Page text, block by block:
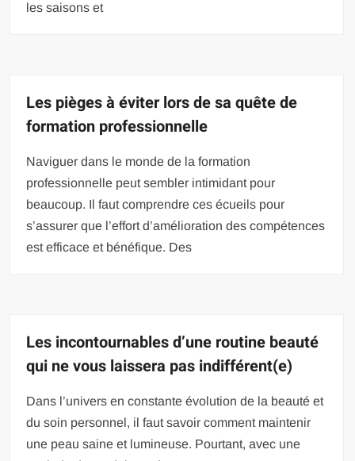
les saisons et
Les pièges à éviter lors de sa quête de
formation professionnelle
Naviguer dans le monde de la formation
professionnelle peut sembler intimidant pour
beaucoup. Il faut comprendre ces écueils pour
s’assurer que l’effort d’amélioration des compétences
est efficace et bénéfique. Des
Les incontournables d’une routine beauté
qui ne vous laissera pas indifférent(e)
Dans l’univers en constante évolution de la beauté et
du soin personnel, il faut savoir comment maintenir
une peau saine et lumineuse. Pourtant, avec une